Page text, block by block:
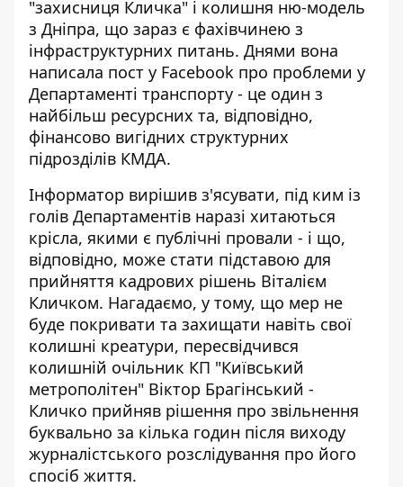
"захисниця Кличка" і колишня ню-модель
з Дніпра, що зараз є фахівчинею з
інфраструктурних питань. Днями вона
написала пост у Facebook про проблеми у
Департаменті транспорту - це один з
найбільш ресурсних та, відповідно,
фінансово вигідних структурних
підрозділів КМДА.
Інформатор вирішив з'ясувати, під ким із
голів Департаментів наразі хитаються
крісла, якими є публічні провали - і що,
відповідно, може стати підставою для
прийняття кадрових рішень Віталієм
Кличком. Нагадаємо, у тому, що мер не
буде покривати та захищати навіть свої
колишні креатури, пересвідчився
колишній очільник КП "Київський
метрополітен" Віктор Брагінський -
Кличко прийняв рішення про звільнення
буквально за кілька годин після виходу
журналістського розслідування про його
спосіб життя.